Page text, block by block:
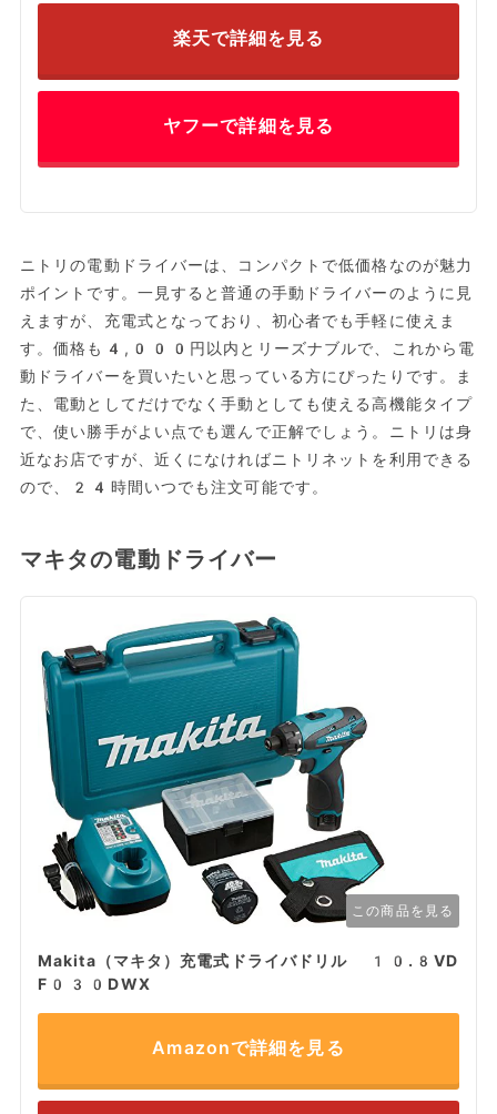
楽天で詳細を見る
ヤフーで詳細を見る
ニトリの電動ドライバーは、コンパクトで低価格なのが魅力
ポイントです。一見すると普通の手動ドライバーのように見
えますが、充電式となっており、初心者でも手軽に使えま
す。価格も4,000円以内とリーズナブルで、これから電
動ドライバーを買いたいと思っている方にぴったりです。ま
た、電動としてだけでなく手動としても使える高機能タイプ
で、使い勝手がよい点でも選んで正解でしょう。ニトリは身
近なお店ですが、近くになければニトリネットを利用できる
ので、24時間いつでも注文可能です。
マキタの電動ドライバー
この商品を見る
Makita（マキタ）充電式ドライバドリル 10.8VD
F030DWX
Amazonで詳細を見る